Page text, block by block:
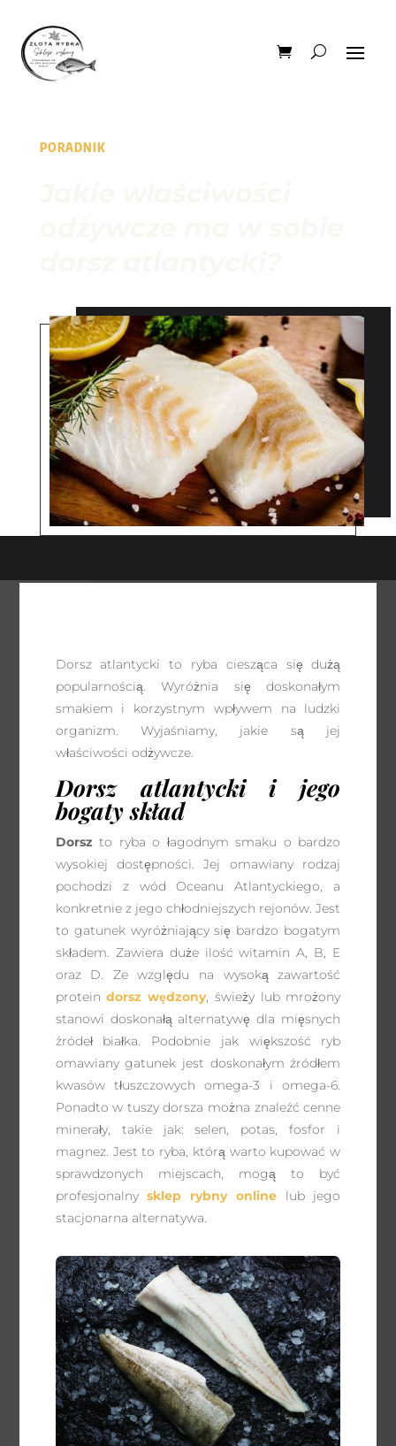
PORADNIK
Dorsz atlantycki to ryba ciesząca się dużą
popularnością. Wyróżnia się doskonałym
smakiem i korzystnym wpływem na ludzki
organizm. Wyjaśniamy, jakie są jej
właściwości odżywcze.
Dorsz atlantycki i jego
bogaty skład
Dorsz to ryba o łagodnym smaku o bardzo
wysokiej dostępności. Jej omawiany rodzaj
pochodzi z wód Oceanu Atlantyckiego, a
konkretnie z jego chłodniejszych rejonów. Jest
to gatunek wyróżniający się bardzo bogatym
składem. Zawiera duże ilość witamin A, B, E
oraz D. Ze względu na wysoką zawartość
proteindorsz wędzony, świeży lub mrożony
stanowi doskonałą alternatywę dla mięsnych
źródeł białka. Podobnie jak większość ryb
omawiany gatunek jest doskonałym źródłem
kwasów tłuszczowych omega-3 i omega-6.
Ponadto w tuszy dorsza można znaleźć cenne
minerały, takie jak: selen, potas, fosfor i
magnez. Jest to ryba, którą warto kupować w
sprawdzonych miejscach, mogą to być
profesjonalny sklep rybny onlinelub jego
stacjonarna alternatywa.